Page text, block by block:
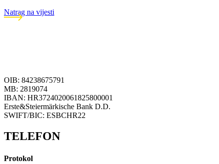
Natrag na vijesti
OIB: 84238675791
MB: 2819074
IBAN: HR3724020061825800001
Erste&Steiermärkische Bank D.D.
SWIFT/BIC: ESBCHR22
TELEFON
Protokol